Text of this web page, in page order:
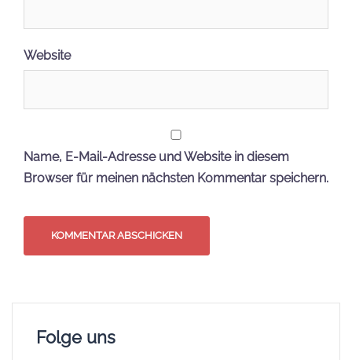
Website
Name, E-Mail-Adresse und Website in diesem
Browser für meinen nächsten Kommentar speichern.
Folge uns